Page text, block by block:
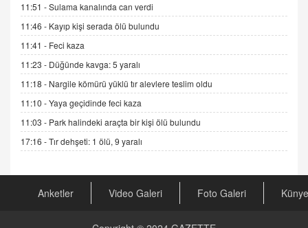
GÖNÜL MENEKŞE
Şifacının Yolu
04.11.2025 12:56
AV. RÜMEYSA ÖZKALE
Kira Uyuşmazlıklarında Dava Açmadan Önce
Arabulucuya Başvuru Şartı
23.09.2023 16:30
CAN UĞURATEŞ
16.12.2024 14:16
11:51 -Sulama kanalında can verdi
11:46 - Kayıp kişi serada ölü bulundu
11:41 - Feci kaza
11:23 - Düğünde kavga: 5 yaralı
11:18 - Nargile kömürü yüklü tır alevlere teslim oldu
11:10 -Yaya geçidinde feci kaza
11:03 - Park halindeki araçta bir kişi ölü bulundu
17:16 -Tır dehşeti: 1 ölü, 9 yaralı
Anketler Video Galeri Foto Galeri Künye